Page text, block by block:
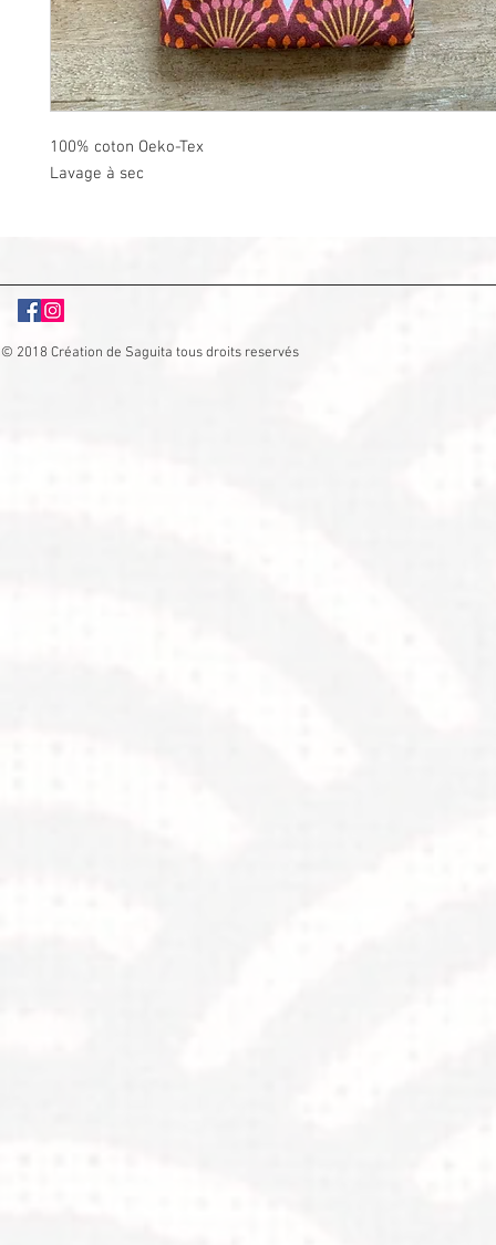
100% coton Oeko-Tex
Lavage à sec
© 2018 Création de Saguita tous droits reservés